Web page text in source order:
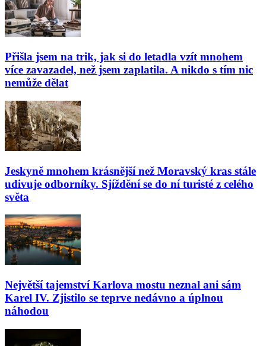
Přišla jsem na trik, jak si do letadla vzít mnohem
více zavazadel, než jsem zaplatila. A nikdo s tím nic
nemůže dělat
Jeskyně mnohem krásnější než Moravský kras stále
udivuje odborníky. Sjíždění se do ní turisté z celého
světa
Největší tajemství Karlova mostu neznal ani sám
Karel IV. Zjistilo se teprve nedávno a úplnou
náhodou